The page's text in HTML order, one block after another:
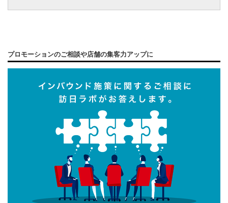
プロモーションのご相談や店舗の集客力アップに